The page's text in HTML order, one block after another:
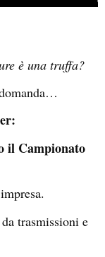
è una truffa?
il Campionato
trasmissioni e